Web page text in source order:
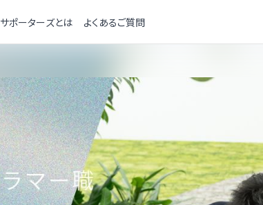
サポーターズとは よくあるご質問